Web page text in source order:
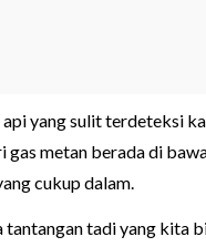
yang sulit terdeteksi
gas metan berada di
cukup dalam.
tantangan tadi yang kita